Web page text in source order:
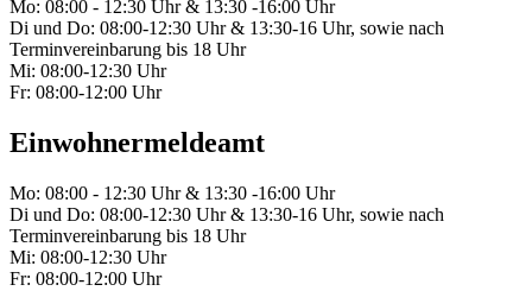
Mo: 08:00 - 12:30 Uhr & 13:30 -16:00 Uhr
Di und Do: 08:00-12:30 Uhr & 13:30-16 Uhr, sowie nach
Terminvereinbarung bis 18 Uhr
Mi: 08:00-12:30 Uhr
Fr: 08:00-12:00 Uhr
Einwohnermeldeamt
Mo: 08:00 - 12:30 Uhr & 13:30 -16:00 Uhr
Di und Do: 08:00-12:30 Uhr & 13:30-16 Uhr, sowie nach
Terminvereinbarung bis 18 Uhr
Mi: 08:00-12:30 Uhr
Fr: 08:00-12:00 Uhr